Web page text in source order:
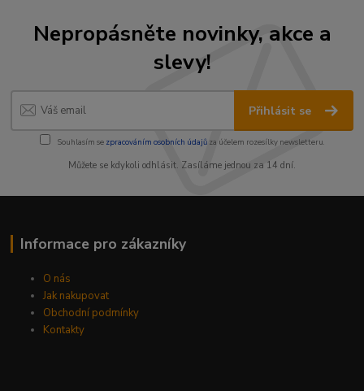
Nepropásněte novinky, akce a
slevy!
Přihlásit se
Souhlasím se zpracováním osobních údajůza účelem rozesílky newsletteru.
Můžete se kdykoli odhlásit. Zasíláme jednou za 14 dní.
Informace pro zákazníky
O nás
Jak nakupovat
Obchodní podmínky
Kontakty